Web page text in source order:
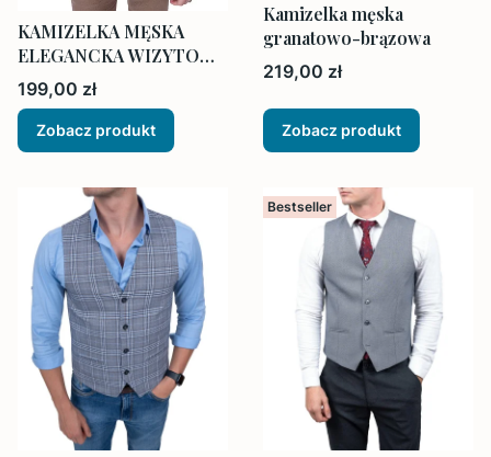
KAMIZELKA MĘSKA
ELEGANCKA WIZYTOWA
BRĄZOWA
Cena
199,00 zł
Zobacz produkt
Kamizelka męska
granatowo-brązowa
Cena
219,00 zł
Zobacz produkt
Bestseller